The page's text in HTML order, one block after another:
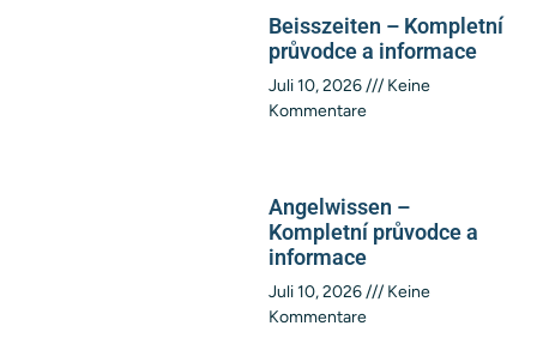
Beisszeiten – Kompletní
průvodce a informace
Juli 10, 2026
Keine
Kommentare
Angelwissen –
Kompletní průvodce a
informace
Juli 10, 2026
Keine
Kommentare